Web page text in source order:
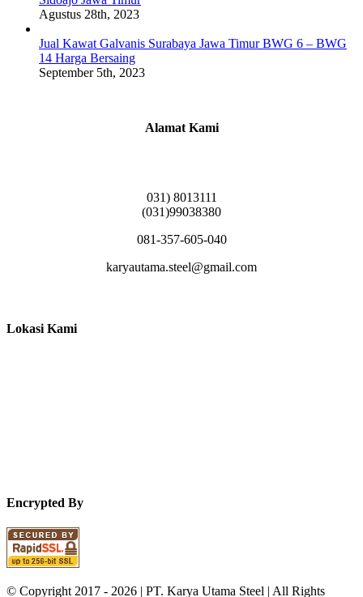
Agustus 28th, 2023
Jual Kawat Galvanis Surabaya Jawa Timur BWG 6 – BWG
14 Harga Bersaing
September 5th, 2023
Alamat Kami
031) 8013111
(031)99038380
081-357-605-040
karyautama.steel@gmail.com
Lokasi Kami
Encrypted By
© Copyright 2017 - 2026 | PT. Karya Utama Steel | All Rights